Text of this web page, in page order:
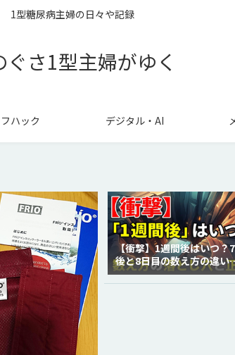
1型糖尿病主婦の日々や記録
ぐさ1型主婦がゆく
ハック デジタル・AI
【衝撃】1週間後はいつ？
後と8日目の数え方の違い
徹底解説！